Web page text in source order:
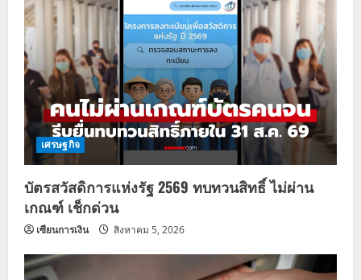
เศรษฐกิจ
บัตรสวัสดิการแห่งรัฐ 2569 ทบทวนสิทธิ์ ไม่ผ่าน
เกณฑ์ เช็กด่วน
เซียนการเงิน สิงหาคม 5, 2026